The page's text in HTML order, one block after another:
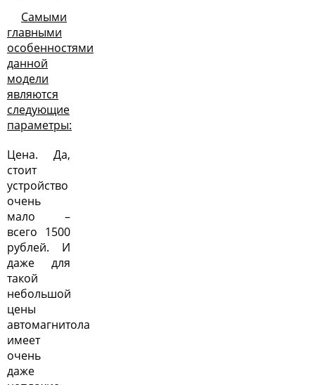
Самыми
главными
особенностями
данной
модели
являются
следующие
параметры:
Цена. Да,
стоит
устройство
очень
мало –
всего 1500
рублей. И
даже для
такой
небольшой
цены
автомагнитола
имеет
очень
даже